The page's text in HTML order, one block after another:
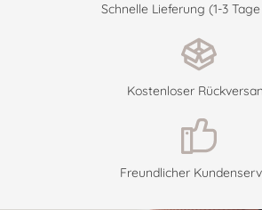
Schnelle Lieferung (1-3
Kostenloser
Freundlicher